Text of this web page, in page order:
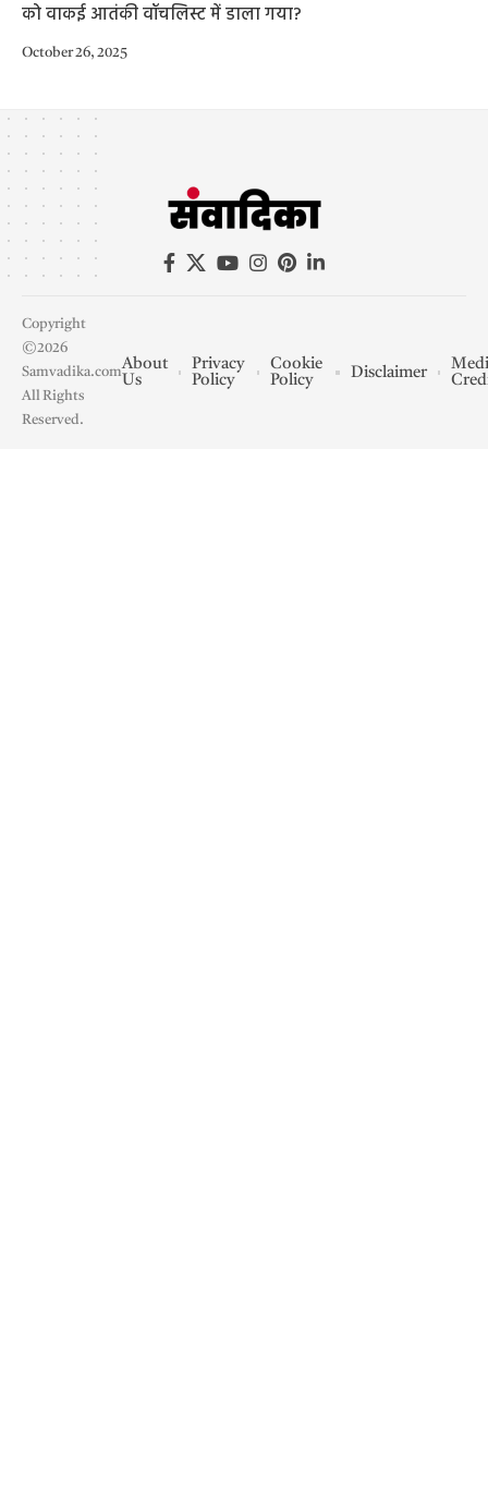
को वाकई आतंकी वॉचलिस्ट में डाला गया?
October 26, 2025
Copyright
©2026
Samvadika.com
All Rights
Reserved.
About
Us
Privacy
Policy
Cookie
Policy
Disclaimer